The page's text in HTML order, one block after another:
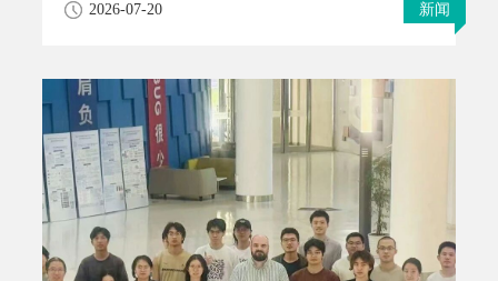
关键技术问题。除此之外，该课程是公开课程体系中
程，旨在面向商业航天、卫星互联网、空天地一体化
网络和在轨智能处理等新兴方向，培养具备计算机体
系结构、航天系统工程、人工智能和星载软件系统交
叉背景的复合型人才。课程内容包括天基计算系统设
计、太空芯片设计、太空操作系统、星载仿真平台算
法实践、算热控一体化技术、星载智能算法与应用及
天基大模型与智能体等专题。课程将结合星载智能计
算机、遥感在轨处理、星间协同计算等典型案例，帮
2026-07-20 新闻